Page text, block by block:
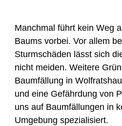
Manchmal führt kein Weg
Baums vorbei. Vor allem
Sturmschäden lässt sich
nicht meiden. Weitere
Baumfällung in
und eine Gefährdung von
uns auf Baumfällungen in
Umgebung spezialisiert.